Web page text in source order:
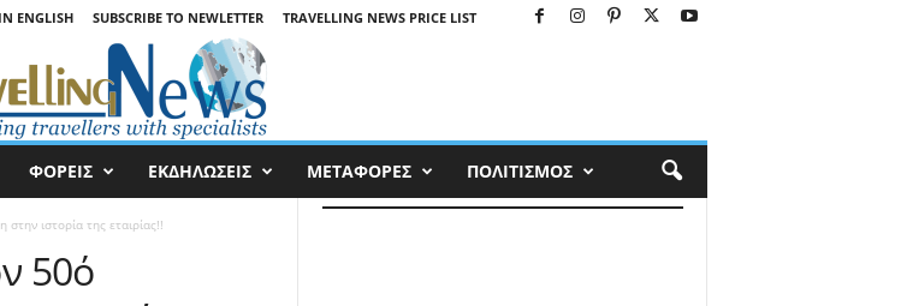
ENGLISH SUBSCRIBE TO NEWLETTER TRAVELLING NEWS PRICE LIST
ΦΟΡΕΙΣ ΕΚΔΗΛΩΣΕΙΣ ΜΕΤΑΦΟΡΕΣ ΠΟΛΙΤΙΣΜΟΣ
ιστορία της εταιρίας!!
50ό